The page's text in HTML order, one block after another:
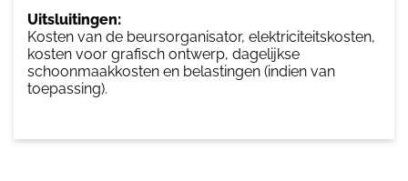
Uitsluitingen:
Kosten van de beursorganisator, elektriciteitskosten,
kosten voor grafisch ontwerp, dagelijkse
schoonmaakkosten en belastingen (indien van
toepassing).